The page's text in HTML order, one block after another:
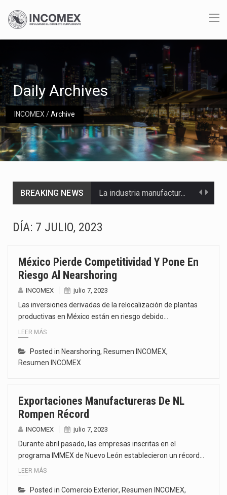
INCOMEX/Archive
Daily Archives
BREAKING NEWS La industria manufacturera de exportación afiliada a Index en Nuevo León ha alcanzado hasta 10%…
El Tribunal Federal de Justicia Administrativa (TFJA), a través de su Segunda Sala Regional en…
El mercado laboral mexicano muestra un proceso de precarización sin señales de mejora, según el…
El gobierno federal creó mediante decreto la Oficina Presidencial para la Promoción de Inversiones, instancia…
DÍA: 7 JULIO, 2023
México Pierde Competitividad Y Pone En
Riesgo Al Nearshoring
INCOMEX julio 7, 2023
Las inversiones derivadas de la relocalización de plantas
productivas en México están en riesgo debido…
LEER MÁS
Posted in Nearshoring, Resumen INCOMEX,
Resumen INCOMEX
Exportaciones Manufactureras De NL
Rompen Récord
INCOMEX julio 7, 2023
Durante abril pasado, las empresas inscritas en el
programa IMMEX de Nuevo León establecieron un récord…
LEER MÁS
Posted in Comercio Exterior, Resumen INCOMEX,